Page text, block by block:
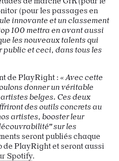
(pour les passages en
innovante et un classement
100 mettra en avant aussi
les nouveaux talents qui
public et ceci, dans tous les
de PlayRight : « Avec cette
donner un véritable
belges. Ces deux
des outils concrets au
artistes, booster leur
sur les
seront publiés chaque
de PlayRight et seront aussi
Spotify.